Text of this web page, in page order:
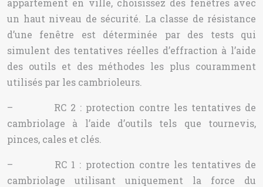
appartement en ville, choisissez des fenêtres avec
un haut niveau de sécurité. La classe de résistance
d’une fenêtre est déterminée par des tests qui
simulent des tentatives réelles d’effraction à l’aide
des outils et des méthodes les plus couramment
utilisés par les cambrioleurs.
– RC 2 : protection contre les tentatives de
cambriolage à l’aide d’outils tels que tournevis,
pinces, cales et clés.
– RC 1 : protection contre les tentatives de
cambriolage utilisant uniquement la force du